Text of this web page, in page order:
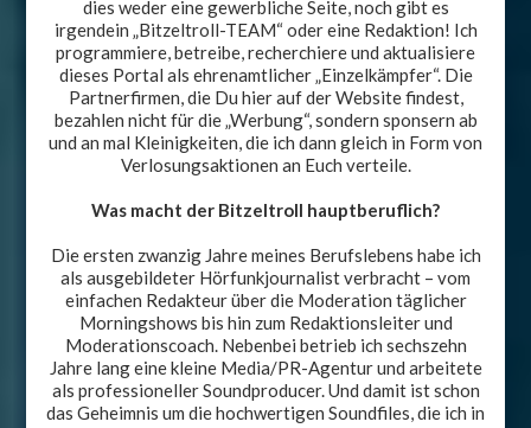
dies weder eine gewerbliche Seite, noch gibt es
irgendein „Bitzeltroll-TEAM“ oder eine Redaktion! Ich
programmiere, betreibe, recherchiere und aktualisiere
dieses Portal als ehrenamtlicher „Einzelkämpfer“. Die
Partnerfirmen, die Du hier auf der Website findest,
bezahlen nicht für die „Werbung“, sondern sponsern ab
und an mal Kleinigkeiten, die ich dann gleich in Form von
Verlosungsaktionen an Euch verteile.
Was macht der Bitzeltroll hauptberuflich?
Die ersten zwanzig Jahre meines Berufslebens habe ich
als ausgebildeter Hörfunkjournalist verbracht – vom
einfachen Redakteur über die Moderation täglicher
Morningshows bis hin zum Redaktionsleiter und
Moderationscoach. Nebenbei betrieb ich sechszehn
Jahre lang eine kleine Media/PR-Agentur und arbeitete
als professioneller Soundproducer. Und damit ist schon
das Geheimnis um die hochwertigen Soundfiles, die ich in